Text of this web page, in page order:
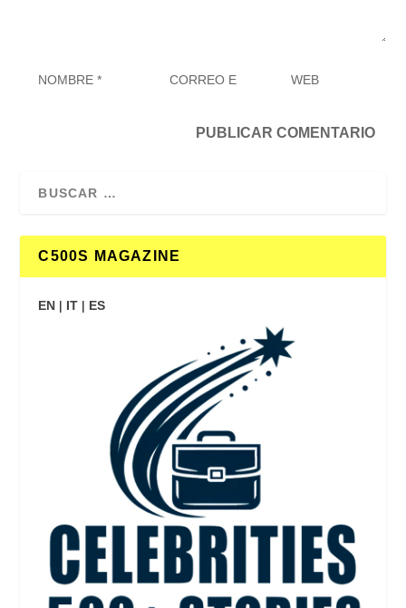
C500S MAGAZINE
EN | IT | ES